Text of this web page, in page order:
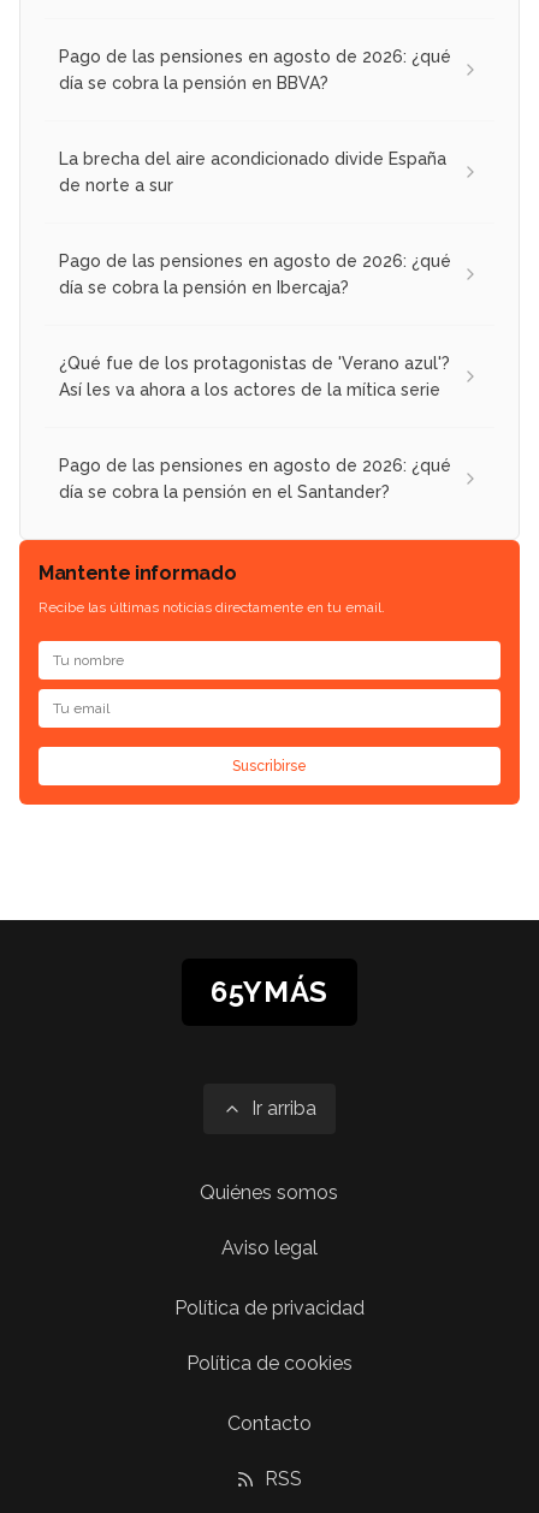
Pago de las pensiones en agosto de 2026: ¿qué
día se cobra la pensión en BBVA?
La brecha del aire acondicionado divide España
de norte a sur
Pago de las pensiones en agosto de 2026: ¿qué
día se cobra la pensión en Ibercaja?
¿Qué fue de los protagonistas de 'Verano azul'?
Así les va ahora a los actores de la mítica serie
Pago de las pensiones en agosto de 2026: ¿qué
día se cobra la pensión en el Santander?
Mantente informado
Recibe las últimas noticias directamente en tu email.
Suscribirse
65YMÁS
Ir arriba
Quiénes somos
Aviso legal
Política de privacidad
Política de cookies
Contacto
RSS